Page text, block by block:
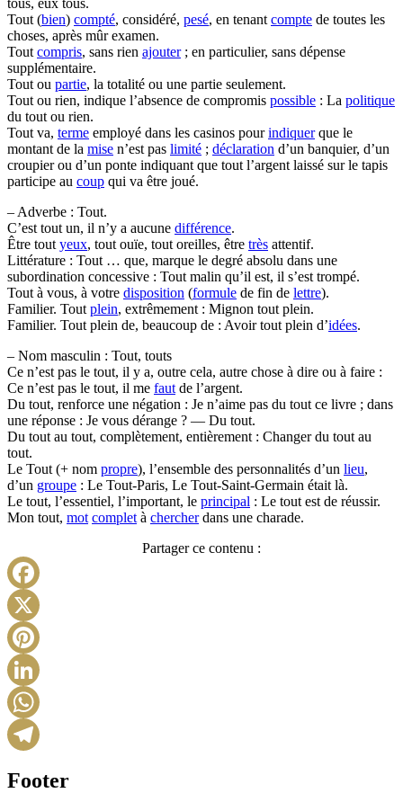
tous, eux tous.
Tout (bien) compté, considéré, pesé, en tenant compte de toutes les
choses, après mûr examen.
Tout compris, sans rien ajouter; en particulier, sans dépense
supplémentaire.
Tout ou partie, la totalité ou une partie seulement.
Tout ou rien, indique l’absence de compromis possible : La politique
du tout ou rien.
Tout va, terme employé dans les casinos pourindiquerque le
montant de la mise n’est pas limité ; déclaration d’un banquier, d’un
croupier ou d’un ponte indiquant que tout l’argent laissé sur le tapis
participe au coup qui va être joué.
– Adverbe : Tout.
C’est tout un, il n’y a aucune différence.
Être tout yeux, tout ouïe, tout oreilles, être très attentif.
Littérature : Tout … que, marque le degré absolu dans une
subordination concessive : Tout malin qu’il est, il s’est trompé.
Tout à vous, à votre disposition (formule de fin de lettre).
Familier. Tout plein, extrêmement : Mignon tout plein.
Familier. Tout plein de, beaucoup de : Avoir tout plein d’idées.
– Nom masculin : Tout, touts
Ce n’est pas le tout, il y a, outre cela, autre chose à dire ou à faire :
Ce n’est pas le tout, il me faut de l’argent.
Du tout, renforce une négation : Je n’aime pas du tout ce livre ; dans
une réponse : Je vous dérange ? — Du tout.
Du tout au tout, complètement, entièrement : Changer du tout au
tout.
Le Tout (+ nom propre), l’ensemble des personnalités d’un lieu,
d’un groupe : Le Tout-Paris, Le Tout-Saint-Germain était là.
Le tout, l’essentiel, l’important, le principal : Le tout est de réussir.
Mon tout, mot complet à chercherdans une charade.
Partager ce contenu :
Footer